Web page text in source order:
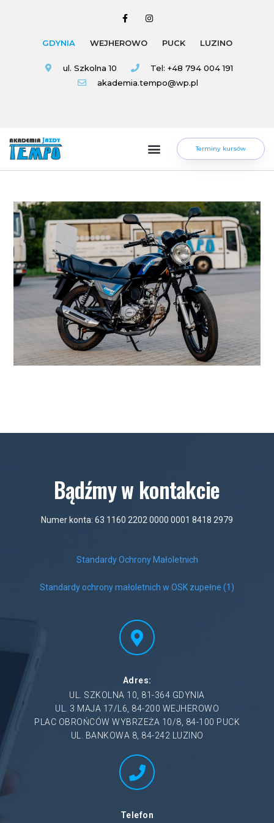
GDYNIA
ul. Szkolna 10
Tel: +48 794 004 191
akademia.tempo@wp.pl
WEJHEROWO PUCK LUZINO
Terminy kursów
Bądźmy w kontakcie
Numer konta: 63 1160 2202 0000 0001 8418 2979
Standardy Ochrony Małoletnich
Standardy ochrony małoletnich w OSK zupełne (1)
Adres:
UL. SZKOLNA 10, 81-364 GDYNIA
UL. 3 MAJA 17/L6, 84-200 WEJHEROWO
PLAC OBROŃCÓW WYBRZEŻA 10/8, 84-100 PUCK
UL. BANKOWA 8, 84-242 LUZINO
Telefon